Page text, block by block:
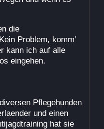
die
Problem, komm’
kann ich auf alle
eingehen.
Pflegehunden
und einen
hat sie